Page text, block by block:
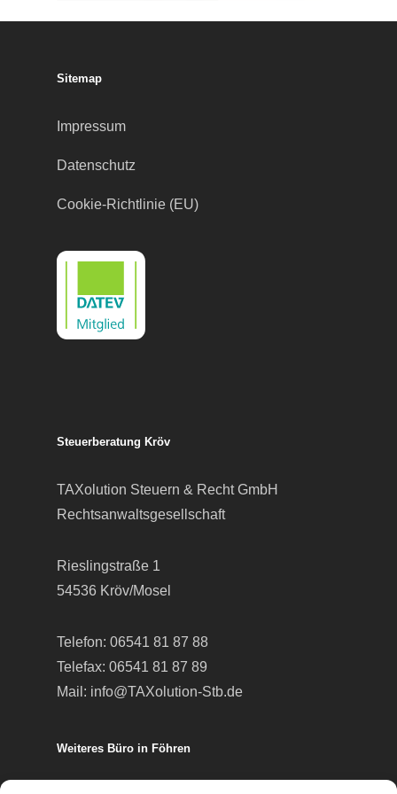
Sitemap
Impressum
Datenschutz
Cookie-Richtlinie (EU)
Steuerberatung Kröv
TAXolution Steuern & Recht GmbH
Rechtsanwaltsgesellschaft
Rieslingstraße 1
54536 Kröv/Mosel
Telefon: 06541 81 87 88
Telefax: 06541 81 87 89
Mail: info@TAXolution-Stb.de
Weiteres Büro in Föhren